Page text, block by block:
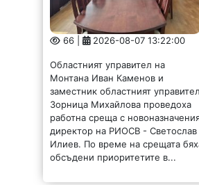
66 | 2026-08-07 13:22:00
Областният управител на
Монтана Иван Каменов и
Зорница Михайлова проведоха
работна среща с новоназначения
директор на РИОСВ - Светослав
Илиев. По време на срещата бяха
обсъдени приоритетите в...